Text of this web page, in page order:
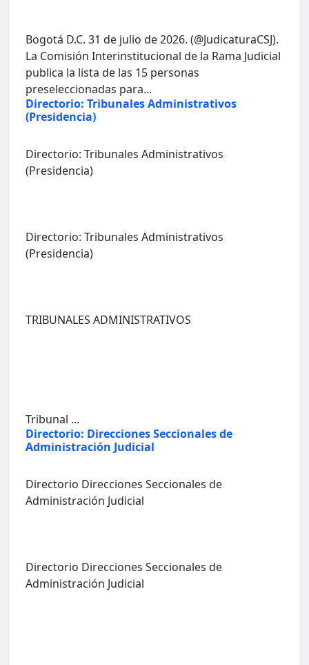
Bogotá D.C. 31 de julio de 2026. (@JudicaturaCSJ).
La Comisión Interinstitucional de la Rama Judicial
publica la lista de las 15 personas
preseleccionadas para...
Directorio: Tribunales Administrativos
(Presidencia)
Directorio: Tribunales Administrativos
(Presidencia)
Directorio: Tribunales Administrativos
(Presidencia)
TRIBUNALES ADMINISTRATIVOS
Tribunal ...
Directorio: Direcciones Seccionales de
Administración Judicial
Directorio Direcciones Seccionales de
Administración Judicial
Directorio Direcciones Seccionales de
Administración Judicial